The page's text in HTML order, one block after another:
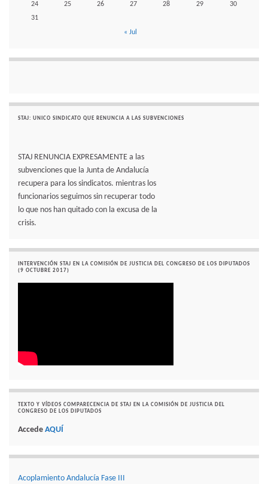
24
25 26 27 28 29
30
31
« Jul
STAJ: UNICO SINDICATO QUE RENUNCIA A LAS SUBVENCIONES
STAJ RENUNCIA EXPRESAMENTE a las
subvenciones que la Junta de Andalucía
recupera para los sindicatos. mientras los
funcionarios seguimos sin recuperar todo
lo que nos han quitado con la excusa de la
crisis.
INTERVENCIÓN STAJ EN LA COMISIÓN DE JUSTICIA DEL CONGRESO DE LOS DIPUTADOS
(9 OCTUBRE 2017)
TEXTO Y VÍDEOS COMPARECENCIA DE STAJ EN LA COMISIÓN DE JUSTICIA DEL
CONGRESO DE LOS DIPUTADOS
Accede AQUÍ
Acoplamiento Andalucía Fase III